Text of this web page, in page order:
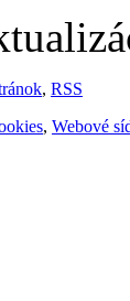
, RSS
, Webové